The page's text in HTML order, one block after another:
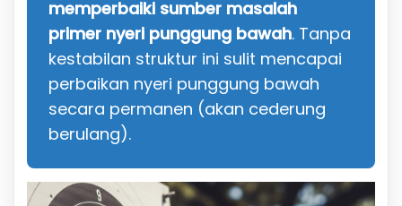
memperbaiki sumber masalah
primer nyeri punggung bawah. Tanpa
kestabilan struktur ini sulit mencapai
perbaikan nyeri punggung bawah
secara permanen (akan cederung
berulang).